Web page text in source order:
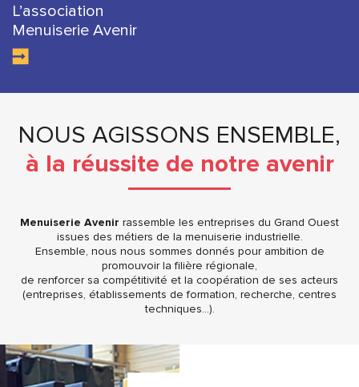
L’association
Menuiserie Avenir
NOUS AGISSONS ENSEMBLE,
à la réussite de notre avenir
Menuiserie Avenir rassemble les entreprises du Grand Ouest
issues des métiers de la menuiserie industrielle.
Ensemble, nous nous sommes donnés pour ambition de
promouvoir la filière régionale,
de renforcer sa compétitivité et la coopération de ses acteurs
(entreprises, établissements de formation, recherche, centres
techniques…).